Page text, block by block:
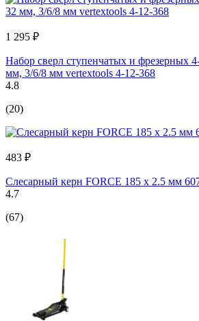
1 295 ₽
Набор сверл ступенчатых и фрезерных
мм, 3/6/8 мм vertextools 4-12-368
4.8
(20)
483 ₽
Слесарный керн FORCE 185 х 2.5 мм
4.7
(67)